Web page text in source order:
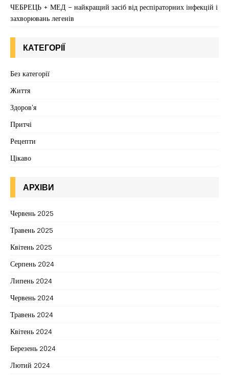
ЧЕБРЕЦЬ + МЕД – найкращий засіб від респіраторних інфекцій і
захворювань легенів
КАТЕГОРІЇ
Без категорії
Життя
Здоров'я
Притчі
Рецепти
Цікаво
АРХІВИ
Червень 2025
Травень 2025
Квітень 2025
Серпень 2024
Липень 2024
Червень 2024
Травень 2024
Квітень 2024
Березень 2024
Лютий 2024